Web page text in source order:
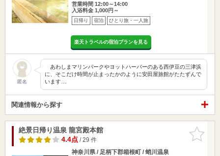
営業時間 12:00～14:00
入浴料金 1,000円～
日帰り 宿泊 ひとり旅・一人旅
楽天トラベルの宿泊プランを見る
匿名
あわしまマリンパークやヨットハーバーのある西伊豆の三津浜
に、そこだけ時間が止まったかのように安田屋旅館がたたずんで
います…
関連情報から探す
お気に入
りに追加
絶景日帰り温泉 龍宮殿本館
4.4点/ 29 件
神奈川県 / 足柄下郡箱根町 / 蛸川温泉